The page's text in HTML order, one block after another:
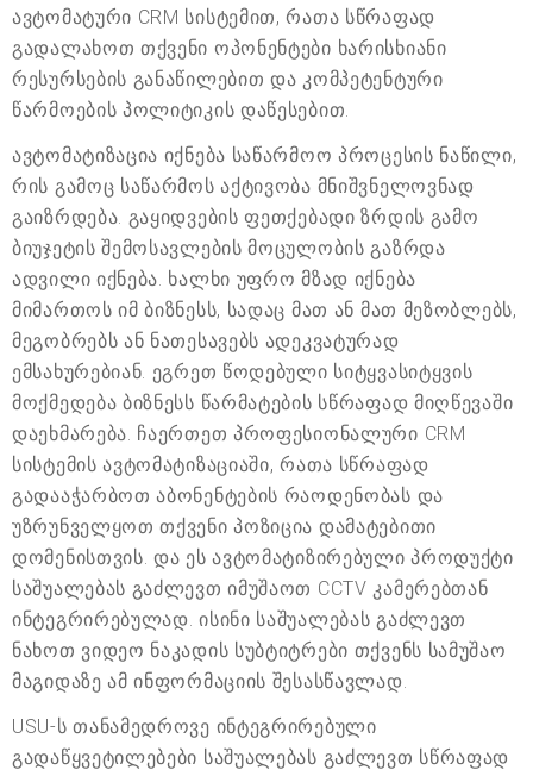
ავტომატური CRM სისტემით, რათა სწრაფად
გადალახოთ თქვენი ოპონენტები ხარისხიანი
რესურსების განაწილებით და კომპეტენტური
წარმოების პოლიტიკის დაწესებით.
ავტომატიზაცია იქნება საწარმოო პროცესის ნაწილი,
რის გამოც საწარმოს აქტივობა მნიშვნელოვნად
გაიზრდება. გაყიდვების ფეთქებადი ზრდის გამო
ბიუჯეტის შემოსავლების მოცულობის გაზრდა
ადვილი იქნება. ხალხი უფრო მზად იქნება
მიმართოს იმ ბიზნესს, სადაც მათ ან მათ მეზობლებს,
მეგობრებს ან ნათესავებს ადეკვატურად
ემსახურებიან. ეგრეთ წოდებული სიტყვასიტყვის
მოქმედება ბიზნესს წარმატების სწრაფად მიღწევაში
დაეხმარება. ჩაერთეთ პროფესიონალური CRM
სისტემის ავტომატიზაციაში, რათა სწრაფად
გადააჭარბოთ აბონენტების რაოდენობას და
უზრუნველყოთ თქვენი პოზიცია დამატებითი
დომენისთვის. და ეს ავტომატიზირებული პროდუქტი
საშუალებას გაძლევთ იმუშაოთ CCTV კამერებთან
ინტეგრირებულად. ისინი საშუალებას გაძლევთ
ნახოთ ვიდეო ნაკადის სუბტიტრები თქვენს სამუშაო
მაგიდაზე ამ ინფორმაციის შესასწავლად.
USU-ს თანამედროვე ინტეგრირებული
გადაწყვეტილებები საშუალებას გაძლევთ სწრაფად